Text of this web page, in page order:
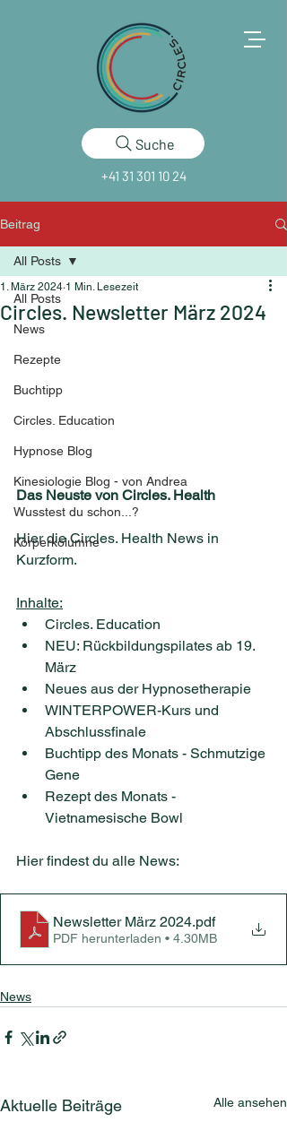
Suche
+41 31 301 10 24
Beitrag
All Posts
News
Rezepte
Buchtipp
Circles. Education
Hypnose Blog
Kinesiologie Blog - von Andrea
Wusstest du schon...?
Körperkolumne
All Posts
Circles. Newsletter März 2024
1. März 2024 1 Min. Lesezeit
Das Neuste von Circles. Health
Hier die Circles. Health News in
Kurzform.
Inhalte:
Circles. Education
NEU: Rückbildungspilates ab 19.
März
Neues aus der Hypnosetherapie
WINTERPOWER-Kurs und
Abschlussfinale
Buchtipp des Monats - Schmutzige
Gene
Rezept des Monats -
Vietnamesische Bowl
Hier findest du alle News:
Newsletter März 2024.pdf
PDF herunterladen • 4.30MB
News
Aktuelle Beiträge Alle ansehen